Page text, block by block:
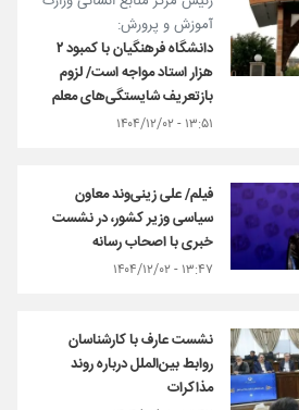
آموزش و پرورش:
دانشگاه فرهنگیان با کمبود ۲
هزار استاد مواجه است/ لزوم
بازتعریف شایستگی‌های معلم
۱۳:۵۱ - ۱۴۰۴/۱۲/۰۲
فیلم/ علی زینی‌وند معاون
سیاسی وزیر کشور، در نشست
خبری با اصحاب رسانه
۱۳:۴۷ - ۱۴۰۴/۱۲/۰۲
نشست عارف با کارشناسان
روابط بین‌الملل درباره روند
مذاکرات